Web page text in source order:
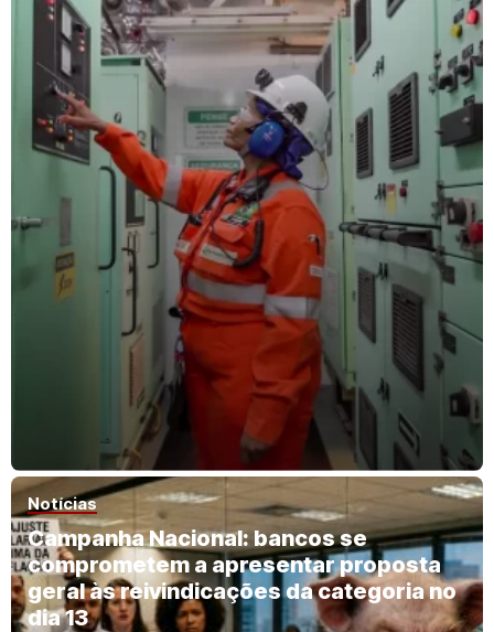
Notícias
Campanha Nacional: bancos se
comprometem a apresentar proposta
geral às reivindicações da categoria no
dia 13